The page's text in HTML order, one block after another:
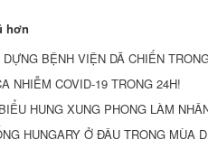
hơn
BỆNH VIỆN DÃ CHIẾN
NHIỄM COVID-19 TRONG 24H!
HUNG XUNG PHONG LÀM
HUNGARY Ở ĐÂU TRONG MÙA